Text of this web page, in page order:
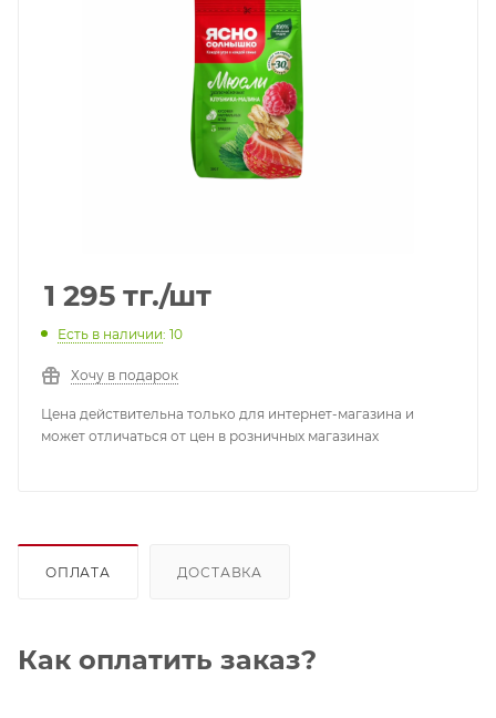
1 295 тг./шт
Есть в наличии: 10
Хочу в подарок
Цена действительна только для интернет-магазина и
может отличаться от цен в розничных магазинах
ОПЛАТА ДОСТАВКА
Как оплатить заказ?